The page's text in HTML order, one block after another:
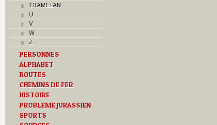
TRAMELAN
U
V
W
Z
PERSONNES
ALPHABET
ROUTES
CHEMINS DE FER
HISTOIRE
PROBLEME JURASSIEN
SPORTS